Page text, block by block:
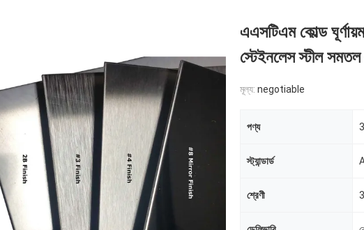
এএসটিএম কোল্ড
স্টেইনলেস স্টীল সমতল
মূল্য: negotiable
পণ্য
স্ট্যান্ডার্ড
শ্রেণী